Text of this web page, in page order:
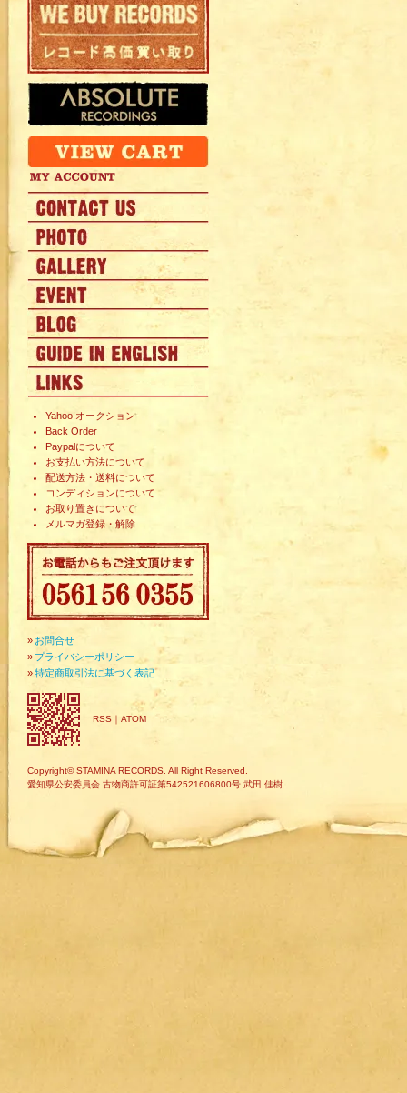
Yahoo!オークション
Back Order
Paypalについて
お支払い方法について
配送方法・送料について
コンディションについて
お取り置きについて
メルマガ登録・解除
» お問合せ
» プライバシーポリシー
»特定商取引法に基づく表記
RSS ｜ ATOM
Copyright© STAMINA RECORDS. All Right Reserved.
愛知県公安委員会 古物商許可証第542521606800号 武田 佳樹